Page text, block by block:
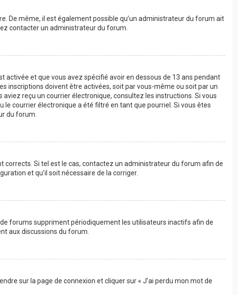
De même, il est également possible qu’un administrateur du forum ait
contacter un administrateur du forum.
activée et que vous avez spécifié avoir en dessous de 13 ans pendant
inscriptions doivent être activées, soit par vous-même ou soit par un
reçu un courrier électronique, consultez les instructions. Si vous
courrier électronique a été filtré en tant que pourriel. Si vous êtes
du forum.
corrects. Si tel est le cas, contactez un administrateur du forum afin de
et qu’il soit nécessaire de la corriger.
forums suppriment périodiquement les utilisateurs inactifs afin de
aux discussions du forum.
sur la page de connexion et cliquer sur « J’ai perdu mon mot de